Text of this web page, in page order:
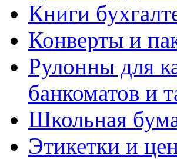
Книги
Конверты и
Рулонны для
банкоматов и
Школьная
Этикетки и